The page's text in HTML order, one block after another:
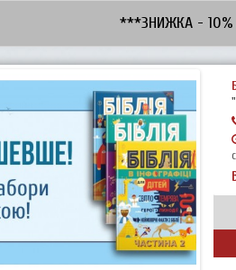
***ЗНИЖКА - 10% від